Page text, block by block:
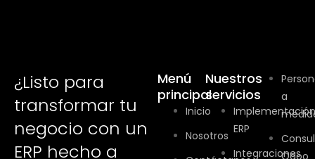
¿Listo para
transformar tu
negocio con un
ERP hecho a
Menú
principal
Inicio
Nosotros
Nuestros
servicios
Implementación
ERP
Integraciones
a
Odoo